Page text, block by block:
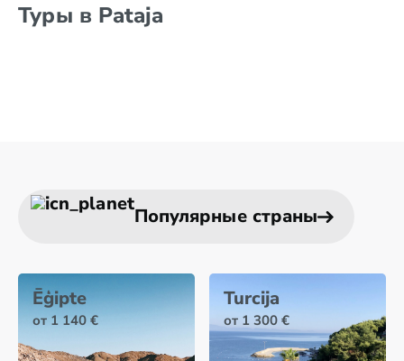
Туры в Pataja
Популярные страны
Ēģipte
от 1 140 €
Turcija
от 1 300 €